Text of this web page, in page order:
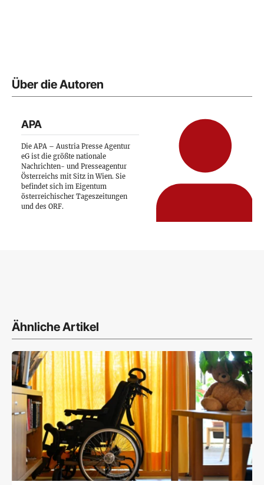
Über die Autoren
APA
Die APA – Austria Presse Agentur
eG ist die größte nationale
Nachrichten- und Presseagentur
Österreichs mit Sitz in Wien. Sie
befindet sich im Eigentum
österreichischer Tageszeitungen
und des ORF.
Ähnliche Artikel